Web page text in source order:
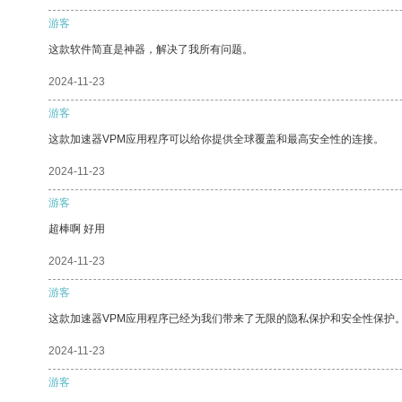
游客
这款软件简直是神器，解决了我所有问题。
2024-11-23
游客
这款加速器VPM应用程序可以给你提供全球覆盖和最高安全性的连接。
2024-11-23
游客
超棒啊 好用
2024-11-23
游客
这款加速器VPM应用程序已经为我们带来了无限的隐私保护和安全性保护
2024-11-23
游客